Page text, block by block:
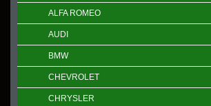
ALFA ROMEO
AUDI
BMW
CHEVROLET
CHRYSLER